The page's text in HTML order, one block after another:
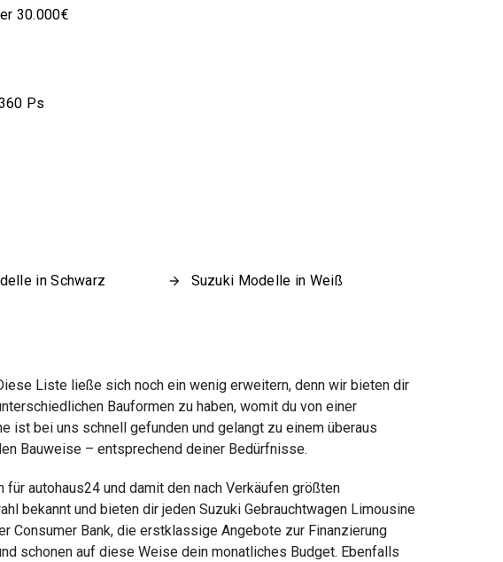
30.000€
Ps
in Schwarz Suzuki Modelle in Weiß
Liste ließe sich noch ein wenig erweitern, denn wir bieten dir
Bauformen zu haben, womit du von einer
ist bei uns schnell gefunden und gelangt zu einem überaus
Bauweise – entsprechend deiner Bedürfnisse.
autohaus24 und damit den nach Verkäufen größten
bekannt und bieten dir jeden Suzuki Gebrauchtwagen Limousine
Consumer Bank, die erstklassige Angebote zur Finanzierung
schonen auf diese Weise dein monatliches Budget. Ebenfalls